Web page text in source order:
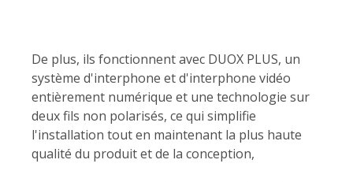
De plus, ils fonctionnent avec DUOX PLUS, un
système d'interphone et d'interphone vidéo
entièrement numérique et une technologie sur
deux fils non polarisés, ce qui simplifie
l'installation tout en maintenant la plus haute
qualité du produit et de la conception,